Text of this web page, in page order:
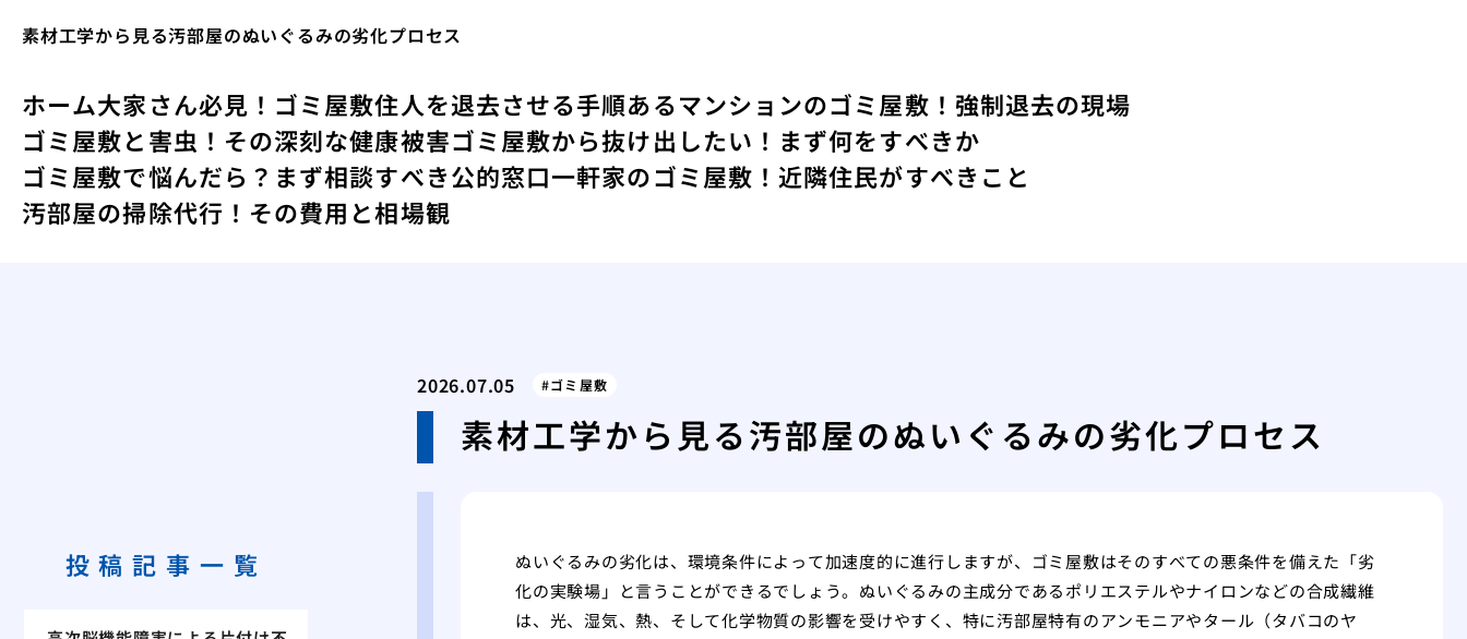
素材工学から見る汚部屋のぬいぐるみの劣化プロセス
ホーム大家さん必見！ゴミ屋敷住人を退去させる手順あるマンションのゴミ屋敷！強制退去の現場
ゴミ屋敷と害虫！その深刻な健康被害ゴミ屋敷から抜け出したい！まず何をすべきか
ゴミ屋敷で悩んだら？まず相談すべき公的窓口一軒家のゴミ屋敷！近隣住民がすべきこと
汚部屋の掃除代行！その費用と相場観
2026.07.05 ゴミ屋敷
素材工学から見る汚部屋のぬいぐるみの劣化プロセス
ぬいぐるみの劣化は、環境条件によって加速度的に進行しますが、ゴミ屋敷はそのすべての悪条件を備えた「劣
化の実験場」と言うことができるでしょう。ぬいぐるみの主成分であるポリエステルやナイロンなどの合成繊維
は、光、湿気、熱、そして化学物質の影響を受けやすく、特に汚部屋特有のアンモニアやタール（タバコのヤ
投稿記事一覧